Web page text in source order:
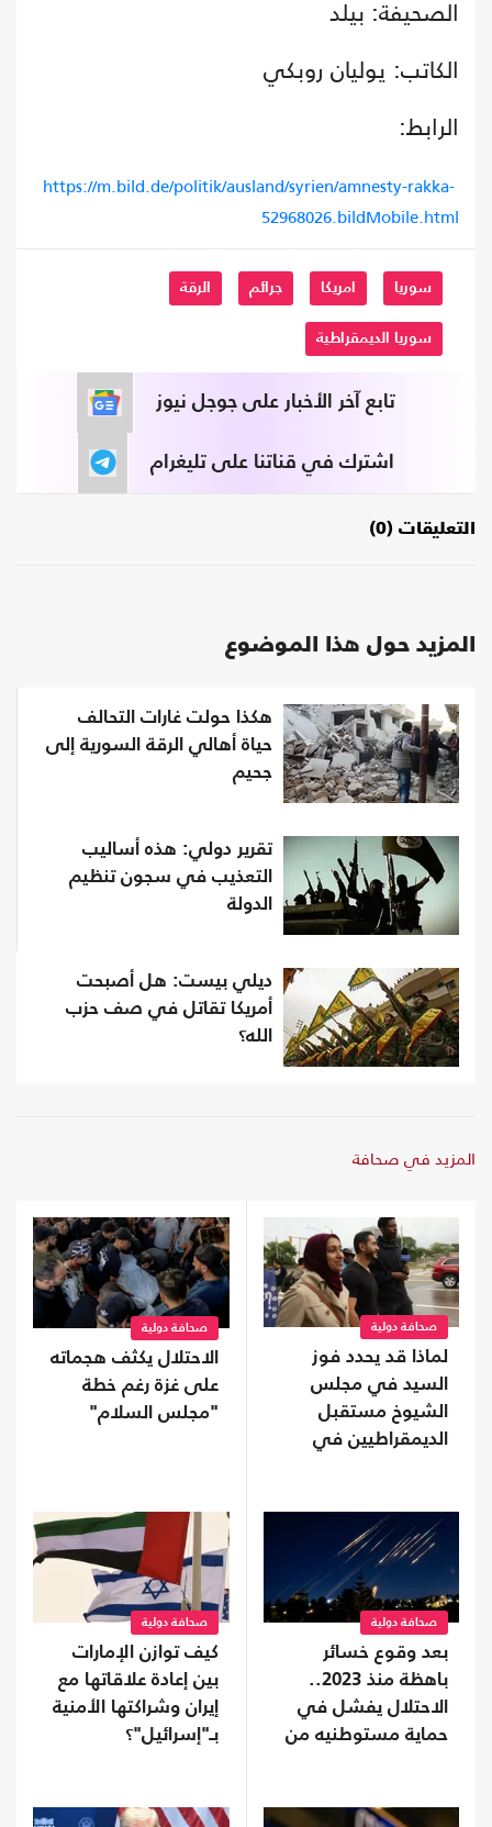
الصحيفة: بيلد
الكاتب: يوليان روبكي
الرابط:
https://m.bild.de/politik/ausland/syrien/amnesty-rakka-
52968026.bildMobile.html
سوريا امريكا جرائم الرقة
سوريا الديمقراطية
تابع آخر الأخبار على جوجل نيوز
اشترك في قناتنا على تليغرام
التعليقات (0)
المزيد حول هذا الموضوع
هكذا حولت غارات التحالف
حياة أهالي الرقة السورية إلى
جحيم
تقرير دولي: هذه أساليب
التعذيب في سجون تنظيم
الدولة
ديلي بيست: هل أصبحت
أمريكا تقاتل في صف حزب
الله؟
المزيد في صحافة
صحافة دولية
لماذا قد يحدد فوز
السيد في مجلس
الشيوخ مستقبل
الديمقراطيين في
صحافة دولية
الاحتلال يكثف هجماته
على غزة رغم خطة
"مجلس السلام"
صحافة دولية
بعد وقوع خسائر
باهظة منذ 2023..
الاحتلال يفشل في
حماية مستوطنيه من
صحافة دولية
كيف توازن الإمارات
بين إعادة علاقاتها مع
إيران وشراكتها الأمنية
بـ"إسرائيل"؟